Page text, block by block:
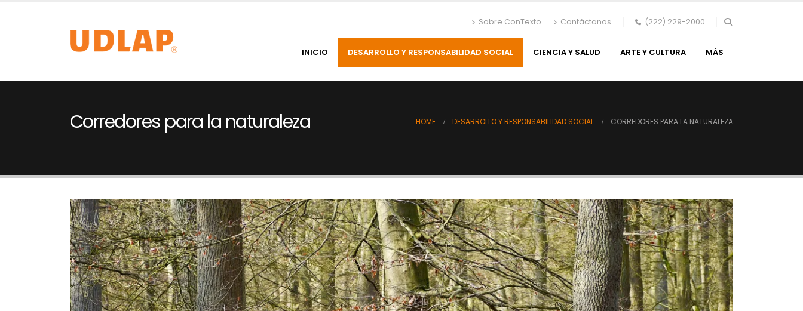
Sobre ConTexto Contáctanos (222) 229-2000
INICIO DESARROLLO Y RESPONSABILIDAD SOCIAL CIENCIA Y SALUD ARTE Y CULTURA MÁS
Corredores para la naturaleza HOME DESARROLLO Y RESPONSABILIDAD SOCIAL CORREDORES PARA LA NATURALEZA